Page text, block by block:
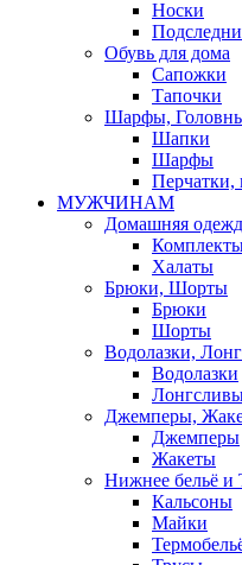
Носки
Обувь для дома
Сапожки
Тапочки
Шарфы,
Шапки
Шарфы
Перчатки,
МУЖЧИНАМ
Домашняя
Халаты
Брюки, Шорты
Брюки
Шорты
Водолазки,
Водолазки
Джемперы,
Джемперы
Жакеты
Нижнее бельё и
Кальсоны
Майки